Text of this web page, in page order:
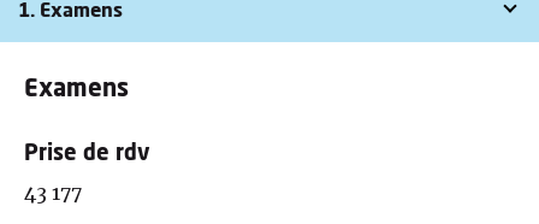
1. Examens
Examens
Prise de rdv
43 177